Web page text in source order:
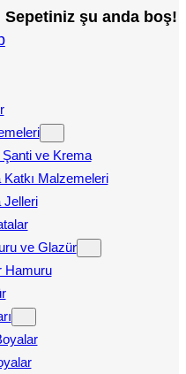
Sepetiniz şu anda boş!
ve Krema
Katkı Malzemeleri
Jelleri
ve Glazür
Hamuru